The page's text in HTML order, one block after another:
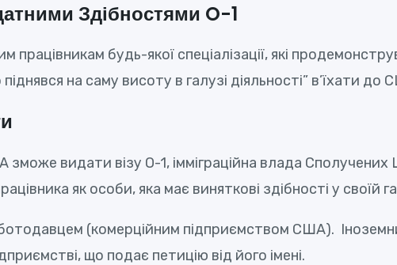
Здібностями O-1
працівникам будь-якої спеціалізації, які
піднявся на саму висоту в галузі діяльності”
видати візу O-1, імміграційна влада
як особи, яка має виняткові здібності у своїй
(комерційним підприємством США).
що подає петицію від його імені.